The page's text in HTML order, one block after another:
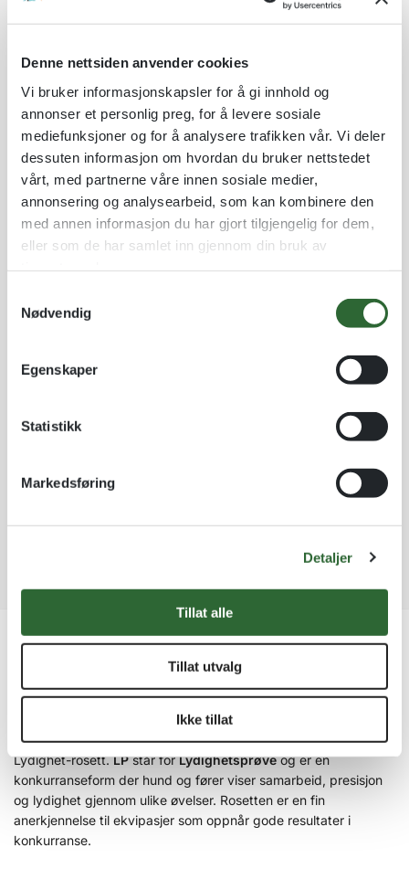
Denne nettsiden anvender cookies
Vi bruker informasjonskapsler for å gi innhold og
annonser et personlig preg, for å levere sosiale
mediefunksjoner og for å analysere trafikken vår. Vi deler
dessuten informasjon om hvordan du bruker nettstedet
vårt, med partnerne våre innen sosiale medier,
annonsering og analysearbeid, som kan kombinere den
med annen informasjon du har gjort tilgjengelig for dem,
eller som de har samlet inn gjennom din bruk av
Nødvendig
Egenskaper
Statistikk
Markedsføring
Detaljer
Tillat alle
Tillat utvalg
Ikke tillat
ANTALL PER STK
Produktpris: 1 stk kr 75,00 kr 75,00
Tilleggsvalg: 1 stk kr 0,00
kr
n
Kvantumsrabatt mange av våre produkter
Ordre som haster kan sendes innad 1-2 virkedager mot tillegg
Beskrivelse
Passer perfekt til LP Lydighet
Premier gode prestasjoner i lydighetsringen med en flott LP
Lydighet-rosett.LPstår forLydighetsprøveog er en
konkurranseform der hund og fører viser samarbeid, presisjon
og lydighet gjennom ulike øvelser. Rosetten er en fin
anerkjennelse til ekvipasjer som oppnår gode resultater i
konkurranse.